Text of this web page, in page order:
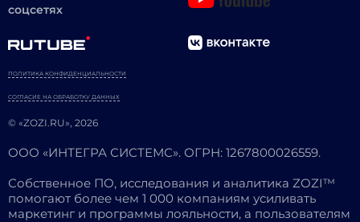
соцсетях
© «ZOZI.RU», 2026
ПОЛИТИКА КОНФИДЕНЦИАЛЬНОСТИ
СОГЛАСИЕ НА ОБРАБОТКУ ДАННЫХ
ООО «ИНТЕГРА СИСТЕМС». ОГРН: 1267800026559.
Собственное ПО, исследования и аналитика ZOZI™
помогают более чем 1 000 компаниям усиливать
маркетинг и программы лояльности, а пользователям